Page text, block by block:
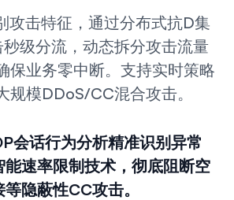
攻击特征，通过分布式抗D集
级分流，动态拆分攻击流量
保业务零中断。支持实时策略
规模DDoS/CC混合攻击。
会话行为分析精准识别异常
速率限制技术，彻底阻断空
隐蔽性CC攻击。